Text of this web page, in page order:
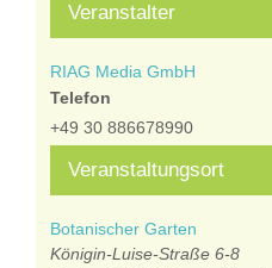
Veranstaltungsort
Botanischer Garten
Königin-Luise-Straße 6-8
Veranstalter
RIAG Media GmbH
Telefon
+49 30 886678990